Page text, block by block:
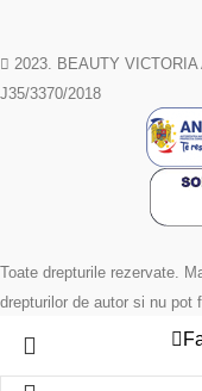
2023. BEAUTY VICTORIA
J35/3370/2018
Toate drepturile rezervate.
drepturilor de autor si nu pot